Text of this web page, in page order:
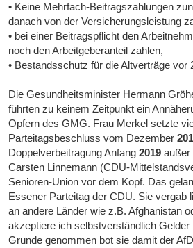
• Keine Mehrfach-Beitragszahlungen
danach von der Versicherungsleistung
• bei einer Beitragspflicht den
noch den Arbeitgeberanteil zahlen,
• Bestandsschutz für die Altverträge vor
Die Gesundheitsminister Hermann
führten zu keinem Zeitpunkt ein
Opfern des GMG. Frau Merkel setzte
Parteitagsbeschluss vom Dezember
Doppelverbeitragung Anfang2019 außer
Carsten Linnemann (CDU-
Senioren-Union vor dem Kopf. Das
Essener Parteitag der CDU. Sie vergab
an andere Länder wie z.B. Afghanistan
akzeptiere ich selbstverständlich
Grunde genommen bot sie damit der